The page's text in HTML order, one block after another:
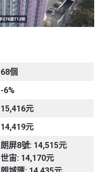
68個
-6%
15,416元
14,419元
朗屏8號: 14,515元
世宙: 14,170元